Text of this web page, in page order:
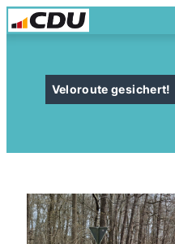
Veloroute gesichert!